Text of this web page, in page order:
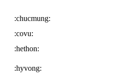
:chucmung:
:covu:
:hethon:
:hyvong: